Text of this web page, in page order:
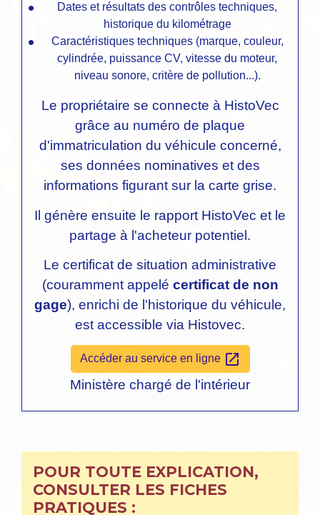
Dates et résultats des contrôles techniques,
historique du kilométrage
Caractéristiques techniques (marque, couleur,
cylindrée, puissance CV, vitesse du moteur,
niveau sonore, critère de pollution...).
Le propriétaire se connecte à HistoVec
grâce au numéro de plaque
d'immatriculation du véhicule concerné,
ses données nominatives et des
informations figurant sur la carte grise.
Il génère ensuite le rapport HistoVec et le
partage à l'acheteur potentiel.
Le certificat de situation administrative
(couramment appelé certificat de non
gage), enrichi de l'historique du véhicule,
est accessible via Histovec.
Accéder au service en ligne open_in_new
Ministère chargé de l'intérieur
POUR TOUTE EXPLICATION,
CONSULTER LES FICHES
PRATIQUES :